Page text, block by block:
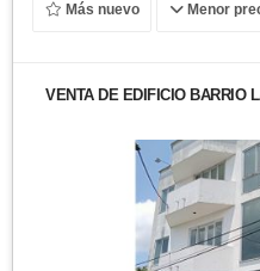
Más nuevo Menor
VENTA DE EDIFICIO BARRIO